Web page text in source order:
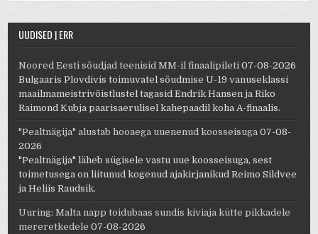
UUDISED | ERR
Noored Eesti sõudjad teenisid MM-il finaalipileti 07-08-2026
Bulgaaris Plovdivis toimuvatel sõudmise U-19 vanuseklassi
maailmameistrivõistlustel tagasid Endrik Hansen ja Riko
Raimond Kubja paarisaerulisel kahepaadil koha A-finaalis.
"Pealtnägija" alustab hooaega uuenenud koosseisuga 07-08-
2026
"Pealtnägija" läheb sügisele vastu uue koosseisuga, sest
toimetusega on liitunud kogenud ajakirjanikud Reimo Sildvee
ja Heliis Raudsik.
Uuring: Malta napp toidubaas sundis kiviaja kütte pikkadele
mereretkedele 07-08-2026